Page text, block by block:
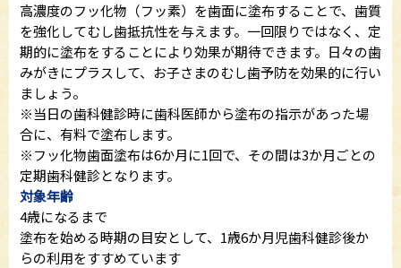
高濃度のフッ化物（フッ素）を歯面に塗布することで、歯質
を強化してむし歯抵抗性を与えます。一回限りではなく、定
期的に塗布をすることにより効果が期待できます。日々の歯
みがきにプラスして、お子さまのむし歯予防を効果的に行い
ましょう。
※当日の歯科健診時に歯科医師から塗布の指示があった場
合に、有料で塗布します。
※フッ化物歯面塗布は6か月に1回で、その間は3か月ごとの
定期歯科健診となります。
対象年齢
4歳になるまで
塗布を始める時期の目安として、1歳6か月児歯科健診後か
らの利用をすすめています